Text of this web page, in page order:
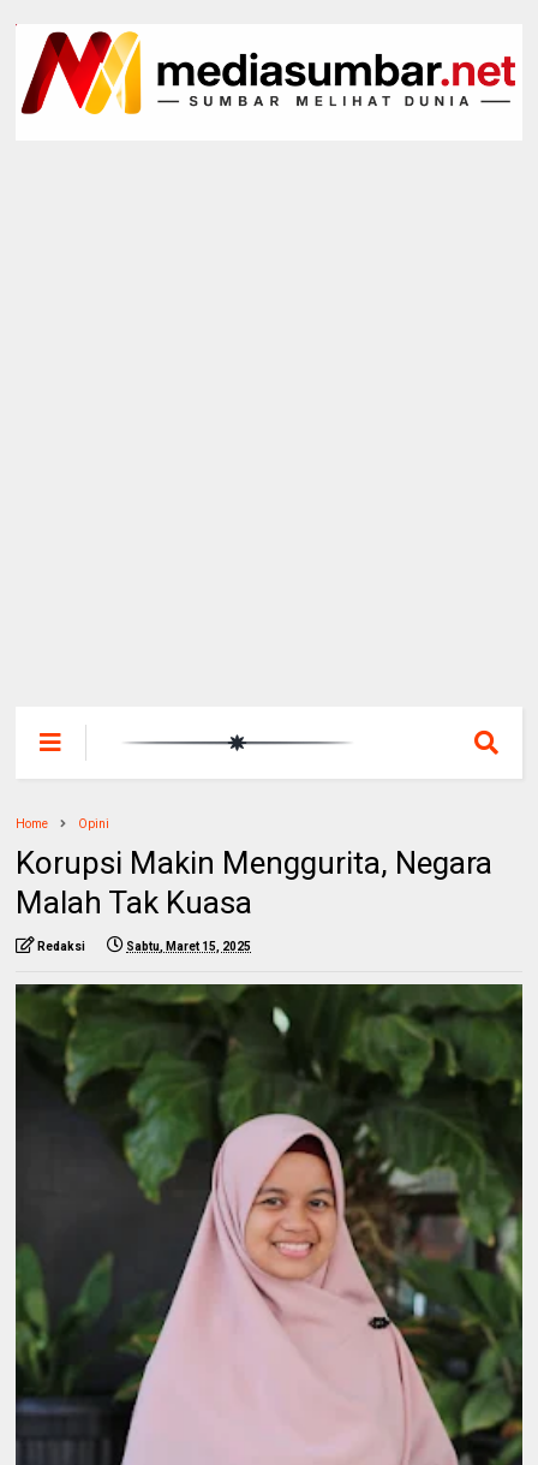
Home Opini
Korupsi Makin Menggurita, Negara
Malah Tak Kuasa
Redaksi Sabtu, Maret 15, 2025